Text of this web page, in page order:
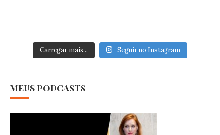
Carregar mais... Seguir no Instagram
MEUS PODCASTS